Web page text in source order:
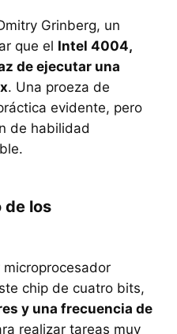
Grinberg, un
que el Intel 4004,
de ejecutar una
. Una proeza de
evidente, pero
de habilidad
de los
chip de cuatro bits,
y una frecuencia de
realizar tareas muy